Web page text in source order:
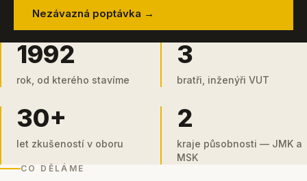
Nezávazná poptávka →
1992
rok, od kterého stavíme
3
bratři, inženýři VUT
30+
let zkušeností v oboru
2
kraje působnosti — JMK a
MSK
CO DĚLÁME